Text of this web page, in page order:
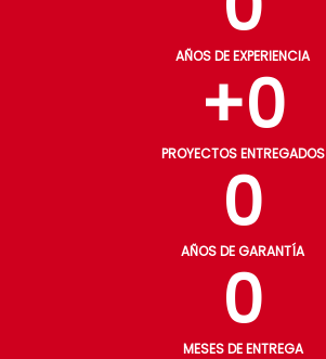
AÑOS DE EXPERIENCIA
PROYECTOS ENTREGADOS
+0
AÑOS DE GARANTÍA
0
MESES DE ENTREGA
0